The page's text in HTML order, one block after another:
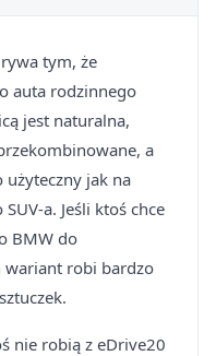
tym, że
auta rodzinnego
jest naturalna,
a
użyteczny jak na
a. Jeśli ktoś chce
BMW do
wariant robi bardzo
nie robią z eDrive20